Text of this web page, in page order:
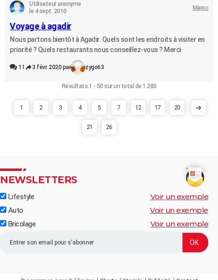
Utilisateur anonyme
le 4 sept. 2010
Maroc
Voyage à agadir
Nous partons bientôt à Agadir. Quels sont les endroits à visiter en
priorité ? Quels restaurants nous conseillez-vous ? Merci
11 3 févr. 2020 par zygo63
Résultats 1 - 50 sur un total de 1 280
1 2 3 4 5 7 12 17 20
21 26
NEWSLETTERS
Lifestyle Voir un exemple
Auto Voir un exemple
Bricolage Voir un exemple